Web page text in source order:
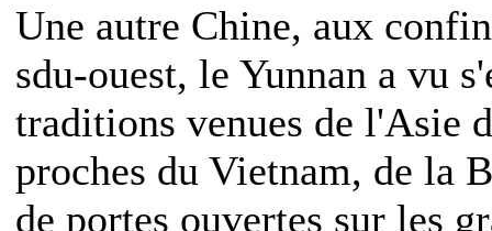
Une autre Chine, aux
sdu-ouest, le Yunnan a vu
traditions venues de l'Asie
proches du Vietnam, de la
de portes ouvertes sur les